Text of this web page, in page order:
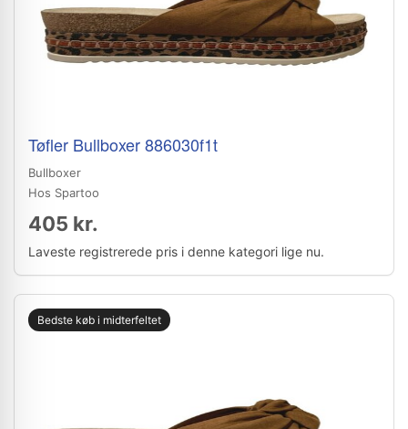
Tøfler Bullboxer 886030f1t
Bullboxer
Hos Spartoo
405 kr.
Laveste registrerede pris i denne kategori lige nu.
Bedste køb i midterfeltet